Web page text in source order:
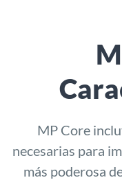
MP Core
necesarias para
más poderosa